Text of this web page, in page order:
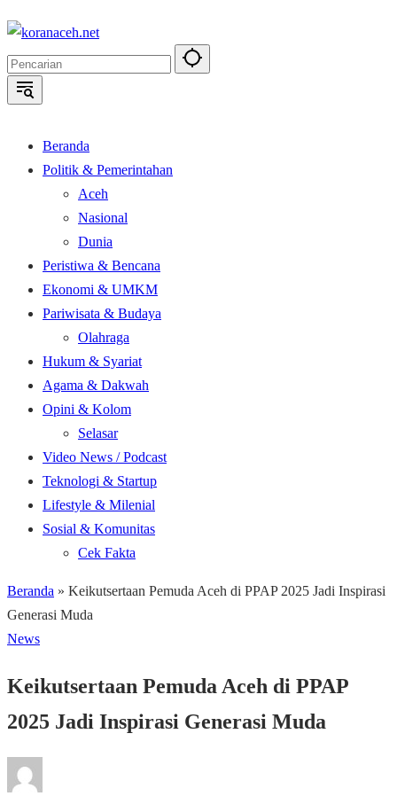
Langsung
konten
Beranda
Politik & Pemerintahan
Aceh
Nasional
Dunia
Peristiwa & Bencana
Ekonomi & UMKM
Pariwisata & Budaya
Olahraga
Hukum & Syariat
Agama & Dakwah
Opini & Kolom
Selasar
Video News / Podcast
Teknologi & Startup
Lifestyle & Milenial
Sosial & Komunitas
Cek Fakta
Beranda » Keikutsertaan Pemuda Aceh di PPAP 2025 Jadi Inspirasi
Generasi Muda
News
Keikutsertaan Pemuda Aceh di PPAP
2025 Jadi Inspirasi Generasi Muda